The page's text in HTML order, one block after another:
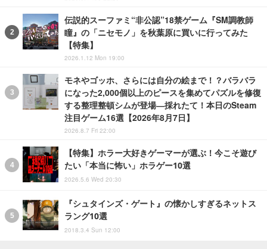
伝説的スーファミ“非公認”18禁ゲーム『SM調教師
瞳』の「ニセモノ」を秋葉原に買いに行ってみた
【特集】
2026.1.12 Mon 19:00
モネやゴッホ、さらには自分の絵まで！？バラバラ
になった2,000個以上のピースを集めてパズルを修復
する整理整頓シムが登場―採れたて！本日のSteam
注目ゲーム16選【2026年8月7日】
2026.8.7 Fri 22:00
【特集】ホラー大好きゲーマーが選ぶ！今こそ遊び
たい「本当に怖い」ホラゲー10選
2026.5.6 Wed 20:30
『シュタインズ・ゲート』の懐かしすぎるネットス
ラング10選
2018.3.4 Sun 12:00